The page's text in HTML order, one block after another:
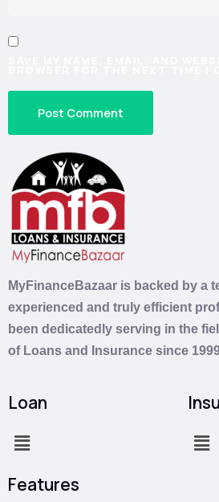
MyFinanceBazaar is backed by a
experienced and truly efficient
been dedicatedly serving in the
of Loans and Insurance since
Loan
Features